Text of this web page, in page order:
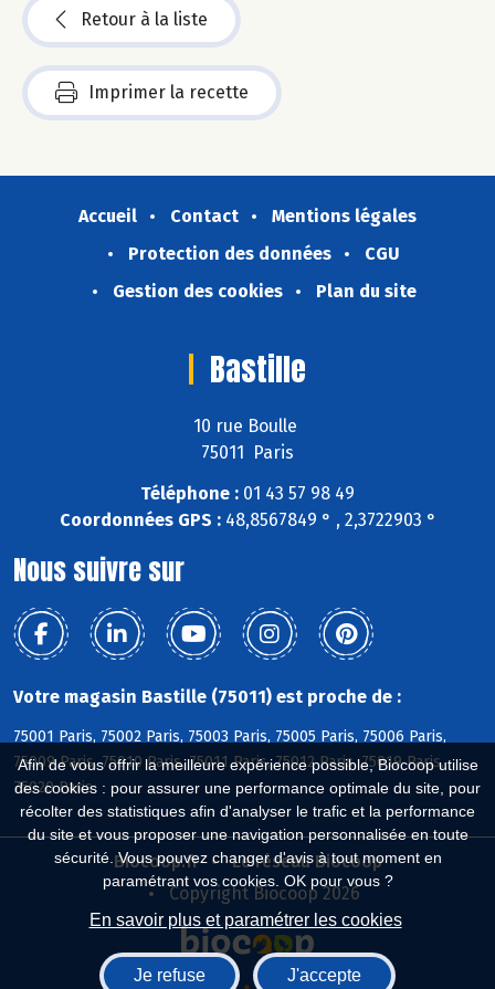
Afin de vous offrir la meilleure expérience possible, Biocoop utilise
des cookies : pour assurer une performance optimale du site, pour
récolter des statistiques afin d'analyser le trafic et la performance
du site et vous proposer une navigation personnalisée en toute
sécurité. Vous pouvez changer d'avis à tout moment en
paramétrant vos cookies. OK pour vous ?
En savoir plus et paramétrer les cookies
Je refuse J'accepte
Retour à la liste
Imprimer la recette
Accueil Contact
Mentions légales
Protection des données
CGU
Gestion des cookies
Plan du site
Bastille
10 rue Boulle
75011 Paris
Téléphone : 01 43 57 98 49
Coordonnées GPS :48,8567849 ° , 2,3722903 °
Nous suivre sur
Votre magasin Bastille (75011) est proche de :
75001 Paris, 75002 Paris, 75003 Paris, 75005 Paris, 75006 Paris,
75009 Paris, 75010 Paris, 75011 Paris, 75012 Paris, 75019 Paris,
75020 Paris
Biocoop.fr
Le réseau Biocoop
Copyright Biocoop 2026